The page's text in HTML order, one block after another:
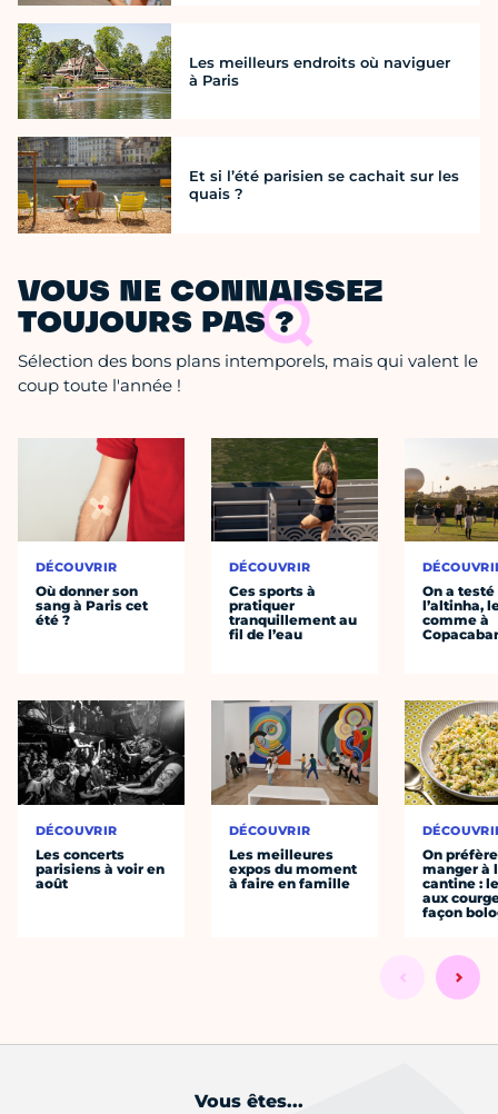
Les meilleurs endroits où naviguer
à Paris
Et si l’été parisien se cachait sur les
quais ?
VOUS NE CONNAISSEZ
TOUJOURS PAS ?
Sélection des bons plans intemporels, mais qui valent le
coup toute l'année !
DÉCOUVRIR
Où donner son
sang à Paris cet
été ?
DÉCOUVRIR
Les concerts
parisiens à voir en
août
DÉCOUVRIR
Ces sports à
pratiquer
tranquillement au
fil de l’eau
DÉCOUVRIR
Les meilleures
expos du moment
à faire en famille
On a testé
l’altinha,
comme à
On préfère
manger à
cantine :
aux
façon
Vous êtes...